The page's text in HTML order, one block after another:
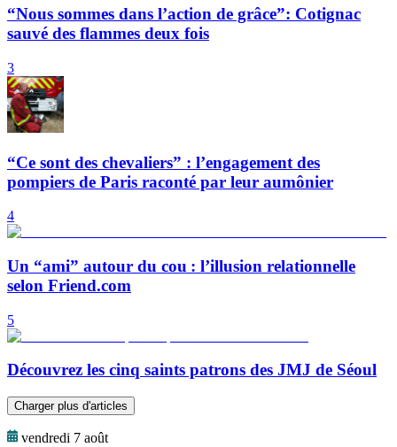
“Nous sommes dans l’action de grâce”: Cotignac
sauvé des flammes deux fois
3
“Ce sont des chevaliers” : l’engagement des
pompiers de Paris raconté par leur aumônier
4
Un “ami” autour du cou : l’illusion relationnelle
selon Friend.com
5
Découvrez les cinq saints patrons des JMJ de Séoul
Charger plus d'articles
vendredi 7 août